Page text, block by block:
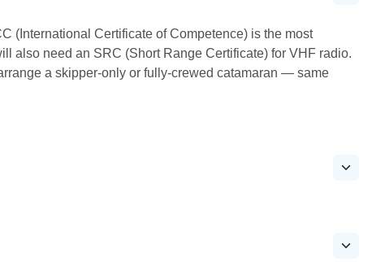
(International Certificate of Competence) is the most
also need an SRC (Short Range Certificate) for VHF radio.
a skipper-only or fully-crewed catamaran — same